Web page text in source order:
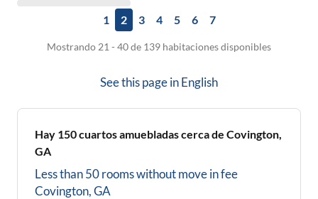
1 2 3 4 5 6 7
Mostrando 21 - 40 de 139 habitaciones disponibles
See this page inEnglish
Hay 150cuartos amuebladas cerca de Covington,
GA
Less than 50 rooms without move in fee
Covington, GA